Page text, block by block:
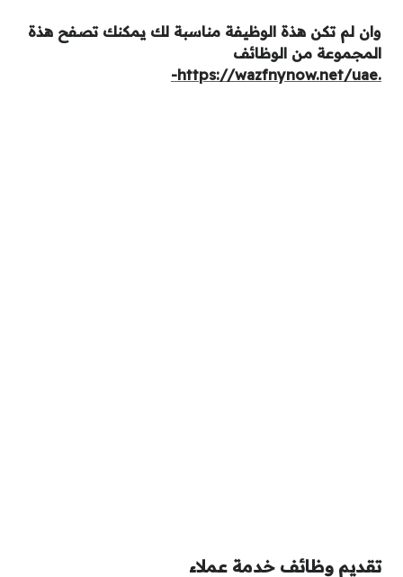
وان لم تكن هذة الوظيفة مناسبة لك يمكنك تصفح هذة
المجموعة من الوظائف
.https://wazfnynow.net/uae-
تقديم وظائف خدمة عملاء